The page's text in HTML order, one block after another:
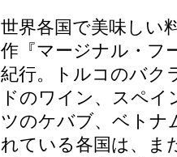
世界各国で美味しい
作『マージナル・フ
紀行。トルコのバク
ドのワイン、スペ
ツのケバブ、ベトナ
れている各国は、ま